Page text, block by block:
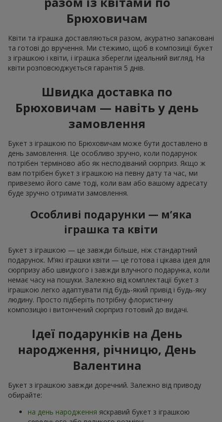
Брюховичам
Квіти та іграшка доставляються разом, акуратно запаковані
та готові до вручення. Ми стежимо, щоб в композиції букет
з іграшкою і квіти, і іграшка зберегли ідеальний вигляд. На
квіти розповсюджується гарантія 5 днів.
Швидка доставка по
Брюховичам — навіть у день
замовлення
Букет з іграшкою по Брюховичам може бути доставлено в
день замовлення. Це особливо зручно, коли подарунок
потрібен терміново або як несподіваний сюрприз. Якщо ж
вам потрібен букет з іграшкою на певну дату та час, ми
привеземо його саме тоді, коли вам або вашому адресату
буде зручно отримати замовлення.
Особливі подарунки — м’яка
іграшка та квіти
Букет з іграшкою — це завжди більше, ніж стандартний
подарунок. М’які іграшки квіти — це готова і цікава ідея для
сюрпризу або швидкого і завжди влучного подарунка, коли
немає часу на пошуки. Залежно від комплектації букет з
іграшкою легко адаптувати під будь-який привід і будь-яку
людину. Просто підберіть потрібну флористичну
композицію і витончений сюрприз готовий до видачі.
Ідеї подарунків на День
народження, річницю, День
Валентина
Букет з іграшкою завжди доречний. Залежно від приводу
обирайте:
на день народження яскравий букет з іграшкою